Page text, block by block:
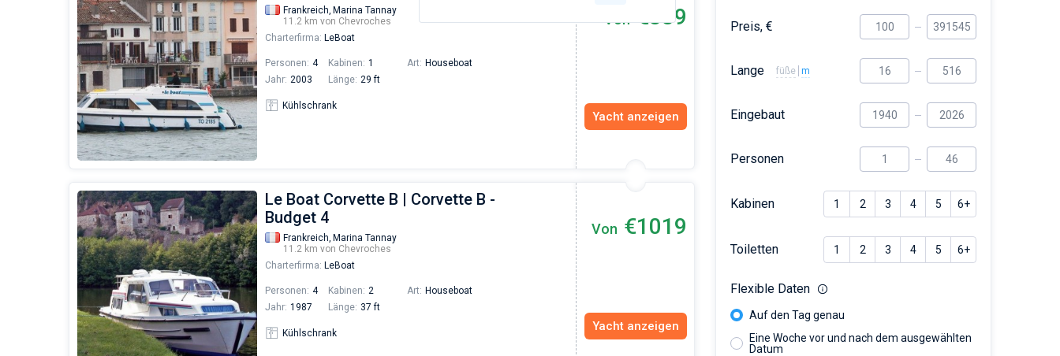
Frankreich, Marina Tannay
11.2 km von Chevroches
Charterfirma: LeBoat
Personen: 4 Kabinen: 1 Art: Houseboat
Jahr: 2003 Länge: 29 ft
Kühlschrank
Von €889
Yacht anzeigen
Le Boat Corvette B | Corvette B -
Budget 4
Frankreich, Marina Tannay
11.2 km von Chevroches
Charterfirma: LeBoat
Personen: 4 Kabinen: 2 Art: Houseboat
Jahr: 1987 Länge: 37 ft
Kühlschrank
Von €1019
Yacht anzeigen
Preis, €
Lange füße m
Eingebaut
Personen
Kabinen 1 2 3 4 5 6+
Toiletten 1 2 3 4 5 6+
Flexible Daten
Auf den Tag genau
Eine Woche vor und nach dem ausgewählten
Datum